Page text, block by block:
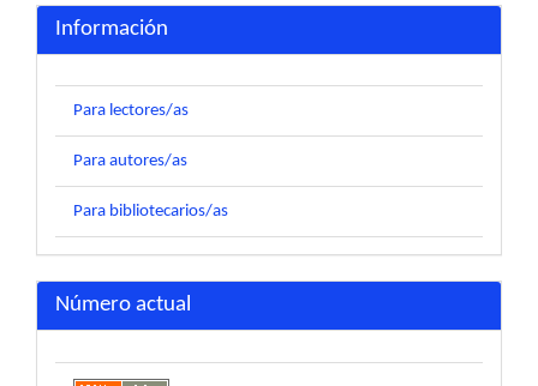
Información
Para lectores/as
Para autores/as
Para bibliotecarios/as
Número actual